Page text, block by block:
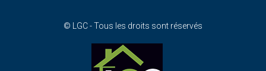
© LGC - Tous les droits sont réservés